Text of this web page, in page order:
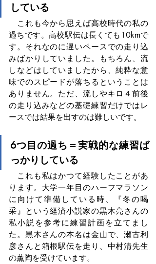
している
これも今から思えば高校時代の私の
過ちです。高校駅伝は長くても10kmで
す。それなのに遅いペースでの走り込
みばかりしていました。もちろん、流
しなどはしていましたから、純粋な意
味でのスピードが落ちるということは
ありません。ただ、流しやキロ４前後
の走り込みなどの基礎練習だけではレ
ースでは結果を出すのは難しいです。
6つ目の過ち＝実戦的な練習ば
っかりしている
これも私はかつて経験したことがあ
ります。大学一年目のハーフマラソン
に向けて準備している時、『冬の喝
采』という経済小説家の黒木亮さんの
私小説を参考に練習計画を立てまし
た。黒木さんの本名は金山で、瀬古利
彦さんと箱根駅伝を走り、中村清先生
の薫陶を受けています。